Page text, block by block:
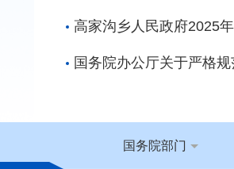
高家沟乡人民政府2025
国务院办公厅关于严格
国务院部门